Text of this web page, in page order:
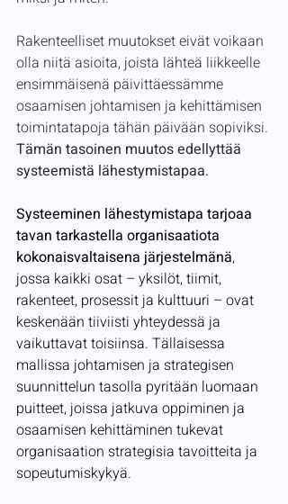
Rakenteelliset muutokset eivät voikaan
olla niitä asioita, joista lähteä liikkeelle
ensimmäisenä päivittäessämme
osaamisen johtamisen ja kehittämisen
toimintatapoja tähän päivään sopiviksi.
Tämän tasoinen muutos edellyttää
systeemistä lähestymistapaa.
Systeeminen lähestymistapa tarjoaa
tavan tarkastella organisaatiota
kokonaisvaltaisena järjestelmänä,
jossa kaikki osat – yksilöt, tiimit,
rakenteet, prosessit ja kulttuuri – ovat
keskenään tiiviisti yhteydessä ja
vaikuttavat toisiinsa. Tällaisessa
mallissa johtamisen ja strategisen
suunnittelun tasolla pyritään luomaan
puitteet, joissa jatkuva oppiminen ja
osaamisen kehittäminen tukevat
organisaation strategisia tavoitteita ja
sopeutumiskykyä.